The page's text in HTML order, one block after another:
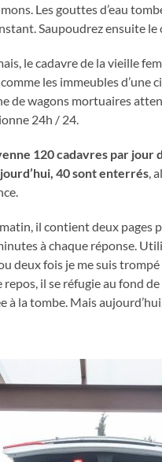
Les gouttes d’eau
Saupoudrez ensuite le
le cadavre de la vieille
les immeubles d’une
de wagons mortuaires
24h / 24.
120 cadavres par jour
40 sont enterrés ,
il contient deux pages
à chaque réponse.
deux fois je me suis trompé
il se réfugie au fond
la tombe. Mais